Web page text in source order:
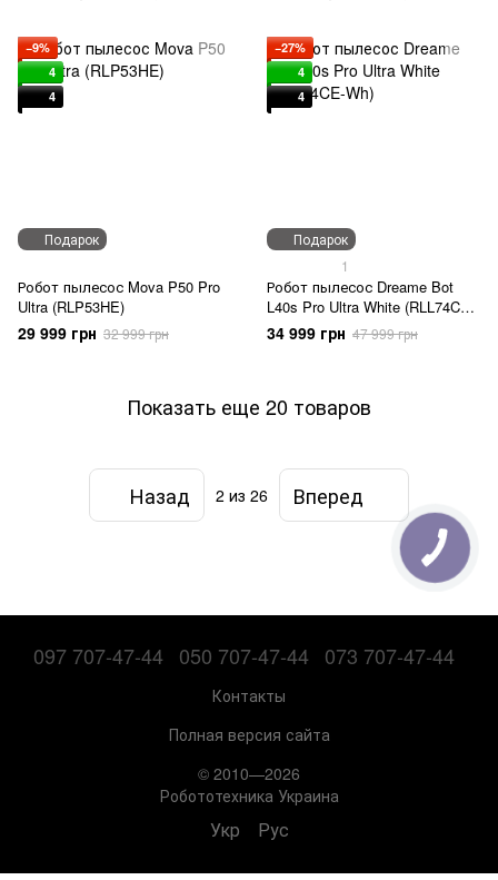
Подарок
−9%
4
4
Робот пылесос Mova P50 Pro
Ultra (RLP53HE)
29 999 грн 32 999 грн
Подарок
−27%
4
4
1
Робот пылесос Dreame Bot
L40s Pro Ultra White (RLL74CE-
Wh)
34 999 грн 47 999 грн
Показать еще 20 товаров
Назад 2 из 26 Вперед
097 707-47-44 050 707-47-44 073 707-47-44
Контакты
Полная версия сайта
© 2010—2026
Робототехника Украина
Укр Рус